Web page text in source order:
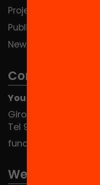
Projects
Publications and
News
Contact
You can find us at
Girona 34, interior
Tel 934 588 700
fundacio@equitat.org
We are part of...